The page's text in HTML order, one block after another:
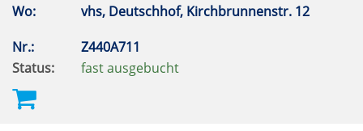
Wo:
vhs, Deutschhof, Kirchbrunnenstr. 12
Nr.:
Z440A711
Status:
fast ausgebucht